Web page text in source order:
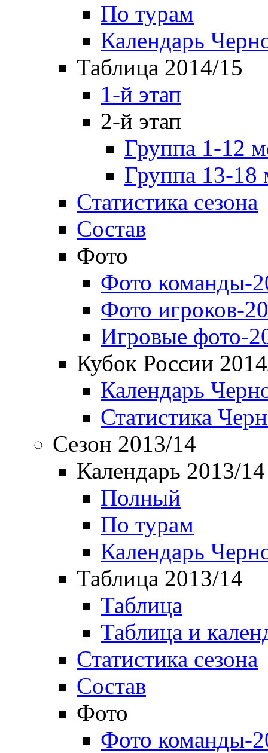
По турам
Календарь
Таблица 2014/15
1-й этап
2-й этап
Группа 1-12
Группа 13-18
Статистика сезона
Состав
Фото
Фото команды-
Фото игроков-
Игровые фото-
Кубок России
Календарь
Статистика
Сезон 2013/14
Календарь 2013/14
Полный
По турам
Календарь
Таблица 2013/14
Таблица
Таблица и
Статистика сезона
Состав
Фото
Фото команды-